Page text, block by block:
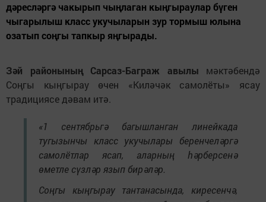
дәресләргә чакырып чыңлаган кыңгыраулар бүген
чыгарылыш класс укучыларын зур тормыш юлына
озатып соңгы тапкыр яңгырады.
Зәй районының Сарсаз-Баграж авылы мәктәбендә
Соңгы кыңгырау өчен «Киләчәк самолёты» ясау
традициясе дәвам итә.
«1 сентябрьгә багышланган линейкада
тугызынчы класс укучылары беренчеләргә
самолётлар ясап, аларның һәрберсенә
өметле сүзләр язып бирәләр.
Соңгы кыңгырау тантанасында, киресенчә,